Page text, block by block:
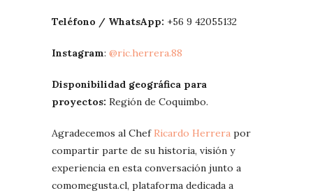
Teléfono / WhatsApp: +56 9 42055132
Instagram: @ric.herrera.88
Disponibilidad geográfica para
proyectos: Región de Coquimbo.
Agradecemos al Chef Ricardo Herrera por
compartir parte de su historia, visión y
experiencia en esta conversación junto a
comomegusta.cl, plataforma dedicada a